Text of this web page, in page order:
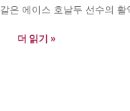
갈은 에이스 호날두 선수의
더 읽기 »